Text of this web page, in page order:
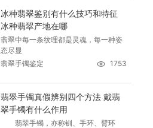
冰种翡翠鉴别有什么技巧和特征
冰种翡翠产地在哪
翡翠中每一条纹理都是灵魂，每一种姿
态尽显
翡翠手镯鉴定
1753
翡翠手镯真假辨别四个方法 戴翡
翠手镯有什么作用
翡翠手镯，亦称钏、手环、臂环